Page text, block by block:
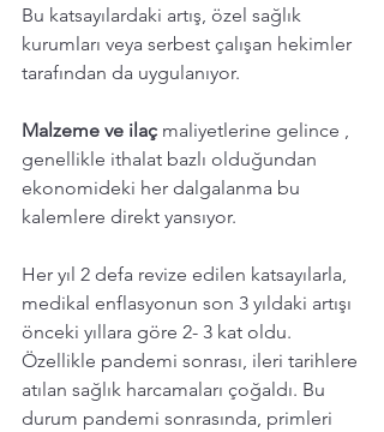
Bu katsayılardaki artış, özel sağlık
kurumları veya serbest çalışan hekimler
tarafından da uygulanıyor.
Malzeme ve ilaç maliyetlerine gelince ,
genellikle ithalat bazlı olduğundan
ekonomideki her dalgalanma bu
kalemlere direkt yansıyor.
Her yıl 2 defa revize edilen katsayılarla,
medikal enflasyonun son 3 yıldaki artışı
önceki yıllara göre 2- 3 kat oldu.
Özellikle pandemi sonrası, ileri tarihlere
atılan sağlık harcamaları çoğaldı. Bu
durum pandemi sonrasında, primleri